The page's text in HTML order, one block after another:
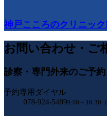
神戸こころのクリニック
お問い合わせ・ご
診察・専門外来のご予約
予約専用ダイヤル
078-924-54899:00～16:30